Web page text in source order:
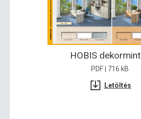
HOBIS
PDF | 716 kB
Letöltés